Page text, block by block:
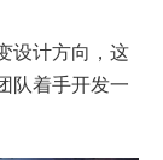
设计方向，这
队着手开发一